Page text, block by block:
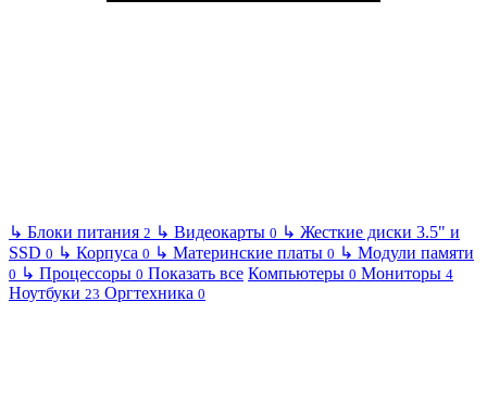
↳ Блоки питания 2 ↳ Видеокарты 0 ↳ Жесткие диски 3.5" и
SSD 0 ↳ Корпуса 0 ↳ Материнские платы 0 ↳ Модули памяти
0 ↳ Процессоры 0 Показать все Компьютеры 0 Мониторы 4
Ноутбуки 23 Оргтехника 0